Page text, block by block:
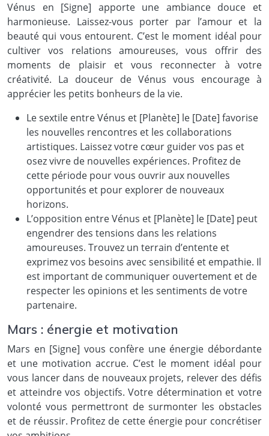
Vénus en [Signe] apporte une ambiance douce et
harmonieuse. Laissez-vous porter par l’amour et la
beauté qui vous entourent. C’est le moment idéal pour
cultiver vos relations amoureuses, vous offrir des
moments de plaisir et vous reconnecter à votre
créativité. La douceur de Vénus vous encourage à
apprécier les petits bonheurs de la vie.
Le sextile entre Vénus et [Planète] le [Date] favorise
les nouvelles rencontres et les collaborations
artistiques. Laissez votre cœur guider vos pas et
osez vivre de nouvelles expériences. Profitez de
cette période pour vous ouvrir aux nouvelles
opportunités et pour explorer de nouveaux
horizons.
L’opposition entre Vénus et [Planète] le [Date] peut
engendrer des tensions dans les relations
amoureuses. Trouvez un terrain d’entente et
exprimez vos besoins avec sensibilité et empathie. Il
est important de communiquer ouvertement et de
respecter les opinions et les sentiments de votre
partenaire.
Mars : énergie et motivation
Mars en [Signe] vous confère une énergie débordante
et une motivation accrue. C’est le moment idéal pour
vous lancer dans de nouveaux projets, relever des défis
et atteindre vos objectifs. Votre détermination et votre
volonté vous permettront de surmonter les obstacles
et de réussir. Profitez de cette énergie pour concrétiser